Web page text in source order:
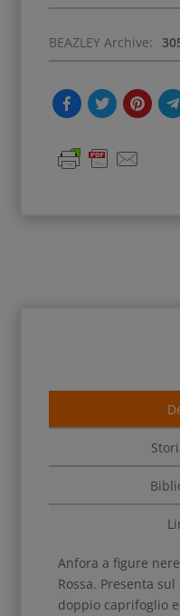
BEAZLEY Archive:
Anfora a figure
Rossa. Presenta
doppio caprifoglio